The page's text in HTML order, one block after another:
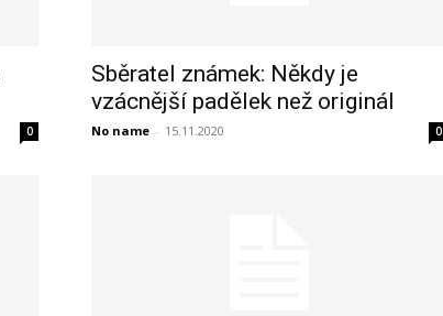
0
Sběratel známek: Někdy je
vzácnější padělek než originál
No name - 15.11.2020 0